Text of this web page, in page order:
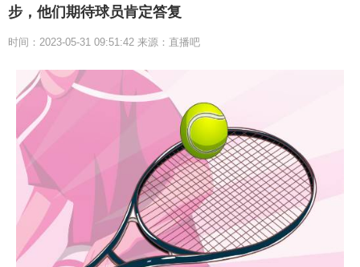
步，他们期待球员肯定答复
时间：2023-05-31 09:51:42 来源：直播吧